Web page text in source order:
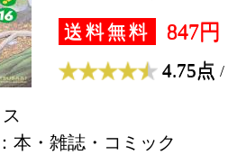
送料無料 847円
4.75点 /
本・雑誌・コミック